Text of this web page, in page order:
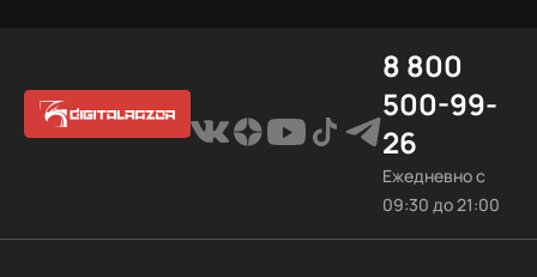
8 800
500-99-
26
Ежедневно с
09:30 до 21:00